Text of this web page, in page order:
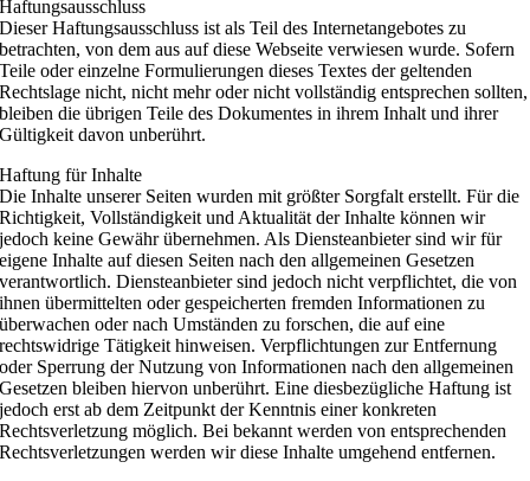
Haftungsausschluss
Dieser Haftungsausschluss ist als Teil des Internetangebotes zu
betrachten, von dem aus auf diese Webseite verwiesen wurde. Sofern
Teile oder einzelne Formulierungen dieses Textes der geltenden
Rechtslage nicht, nicht mehr oder nicht vollständig entsprechen sollten,
bleiben die übrigen Teile des Dokumentes in ihrem Inhalt und ihrer
Gültigkeit davon unberührt.
Haftung für Inhalte
Die Inhalte unserer Seiten wurden mit größter Sorgfalt erstellt. Für die
Richtigkeit, Vollständigkeit und Aktualität der Inhalte können wir
jedoch keine Gewähr übernehmen. Als Diensteanbieter sind wir für
eigene Inhalte auf diesen Seiten nach den allgemeinen Gesetzen
verantwortlich. Diensteanbieter sind jedoch nicht verpflichtet, die von
ihnen übermittelten oder gespeicherten fremden Informationen zu
überwachen oder nach Umständen zu forschen, die auf eine
rechtswidrige Tätigkeit hinweisen. Verpflichtungen zur Entfernung
oder Sperrung der Nutzung von Informationen nach den allgemeinen
Gesetzen bleiben hiervon unberührt. Eine diesbezügliche Haftung ist
jedoch erst ab dem Zeitpunkt der Kenntnis einer konkreten
Rechtsverletzung möglich. Bei bekannt werden von entsprechenden
Rechtsverletzungen werden wir diese Inhalte umgehend entfernen.